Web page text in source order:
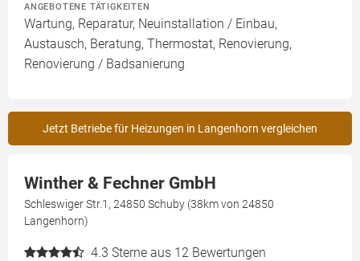
ANGEBOTENE TÄTIGKEITEN
Wartung, Reparatur, Neuinstallation / Einbau,
Austausch, Beratung, Thermostat, Renovierung,
Renovierung / Badsanierung
Jetzt Betriebe für Heizungen in Langenhorn vergleichen
Winther & Fechner GmbH
Schleswiger Str.1, 24850 Schuby (38km von 24850
Langenhorn)
4.3 Sterne aus 12 Bewertungen